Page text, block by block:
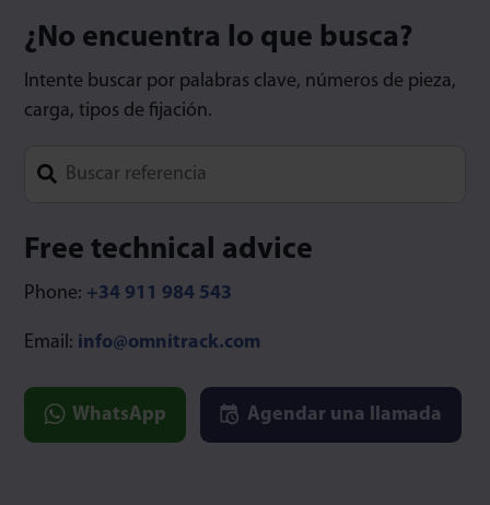
¿No encuentra lo que busca?
Intente buscar por palabras clave, números de pieza,
carga, tipos de fijación.
Free technical advice
Phone: +34 911 984 543
Email: info@omnitrack.com
WhatsApp Agendar una llamada